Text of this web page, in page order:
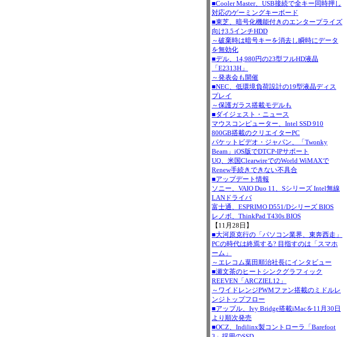
■Cooler Master、USB接続で全キー同時押し
対応のゲーミングキーボード
■東芝、暗号化機能付きのエンタープライズ
向け3.5インチHDD
～破棄時は暗号キーを消去し瞬時にデータ
を無効化
■デル、14,980円の23型フルHD液晶
「E2313H」
～発表会も開催
■NEC、低環境負荷設計の19型液晶ディス
プレイ
～保護ガラス搭載モデルも
■ダイジェスト・ニュース
マウスコンピューター、Intel SSD 910
800GB搭載のクリエイターPC
パケットビデオ・ジャパン、「Twonky
Beam」iOS版でDTCP-IPサポート
UQ、米国ClearwireでのWorld WiMAXで
Renew手続きできない不具合
■アップデート情報
ソニー、VAIO Duo 11、Sシリーズ Intel無線
LANドライバ
富士通、ESPRIMO D551/Dシリーズ BIOS
レノボ、ThinkPad T430s BIOS
【11月28日】
■大河原克行の「パソコン業界、東奔西走」
PCの時代は終焉する? 目指すのは「スマホ
ーム」
～エレコム葉田順治社長にインタビュー
■瀬文茶のヒートシンクグラフィック
REEVEN「ARCZIEL12」
～ワイドレンジPWMファン搭載のミドルレ
ンジトップフロー
■アップル、Ivy Bridge搭載iMacを11月30日
より順次発売
■OCZ、Indilinx製コントローラ「Barefoot